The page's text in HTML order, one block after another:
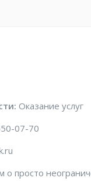
Оказание услуг
07-70
о просто